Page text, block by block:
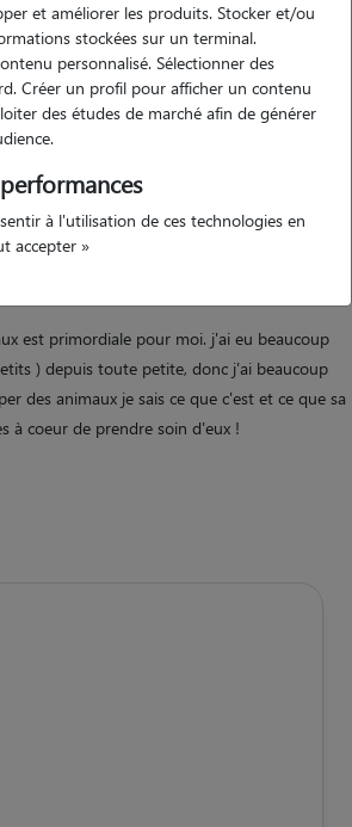
clara et franck nous avons beaucoup de
des animaux, et en ayant déjà eu (chiens,
un chat à la maison, nous sommes
de vos animaux. nous avons chacun notre
donc nous pouvons nous déplacer chez
est primordiale pour moi. j'ai eu beaucoup
) depuis toute petite, donc j'ai beaucoup
des animaux je sais ce que c'est et ce que sa
à coeur de prendre soin d'eux !
et améliorer les produits. Stocker et/ou
stockées sur un terminal.
personnalisé. Sélectionner des
Créer un profil pour afficher un contenu
des études de marché afin de générer
à l'utilisation de ces technologies en
accepter »